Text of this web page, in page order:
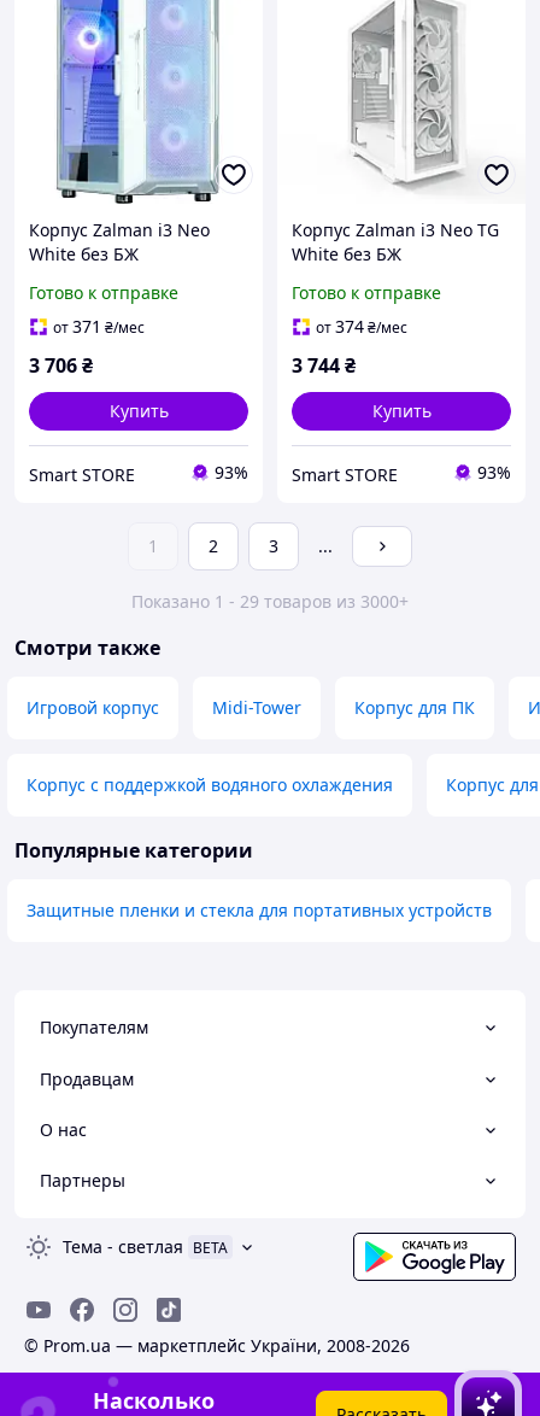
Корпус Zalman i3 Neo
White без БЖ
Готово к отправке
от371 ₴/мес
3 706₴
Купить
Smart STORE 93%
Корпус Zalman i3 Neo TG
White без БЖ
Готово к отправке
от374₴/мес
3 744₴
Купить
Smart STORE 93%
1 2 3 ...
Показано 1 - 29 товаров из 3000+
Смотри также
Игровой корпус Midi-Tower Корпус для ПК
Корпус с поддержкой водяного охлаждения Корпус
Популярные категории
Защитные пленки и стекла для портативных устройств
Покупателям
Продавцам
О нас
Партнеры
Тема - светлая BETA
© Prom.ua — маркетплейс України, 2008-2026
Насколько